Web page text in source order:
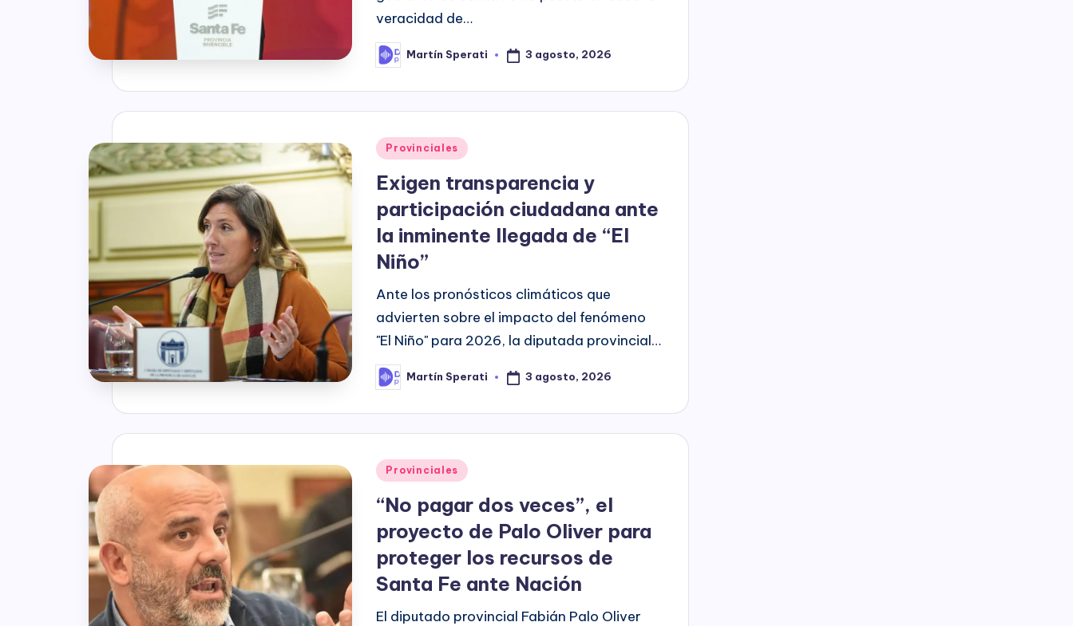
veracidad de…
Posted
by
Martín Sperati 3 agosto, 2026
Posted
Provinciales
Exigen transparencia y
participación ciudadana ante
la inminente llegada de “El
Niño”
Ante los pronósticos climáticos que
advierten sobre el impacto del fenómeno
"El Niño" para 2026, la diputada provincial…
Posted
by
Martín Sperati 3 agosto, 2026
Posted
Provinciales
“No pagar dos veces”, el
proyecto de Palo Oliver para
proteger los recursos de
Santa Fe ante Nación
El diputado provincial Fabián Palo Oliver